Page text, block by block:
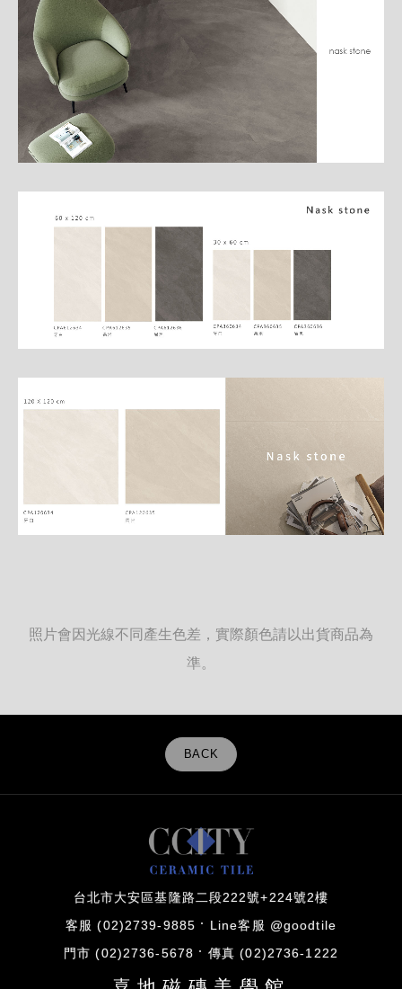
照片會因光線不同產生色差，實際顏色請以出貨商品為
準。
BACK
台北市大安區基隆路二段222號+224號2樓
客服 (02)2739-9885 Line客服 @goodtile
門市 (02)2736-5678 傳真 (02)2736-1222